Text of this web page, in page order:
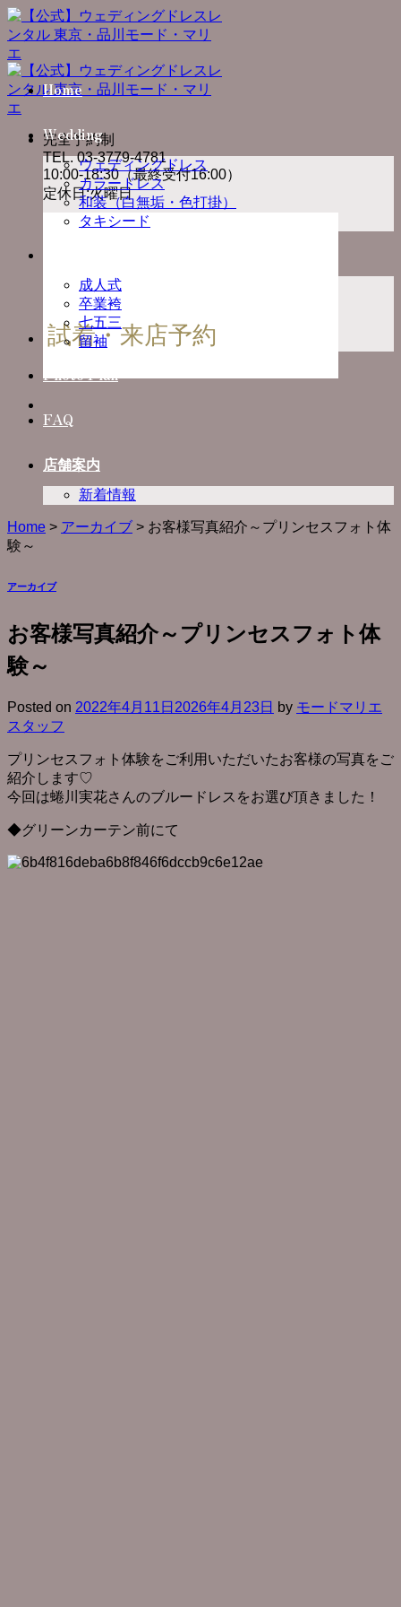
Skip
to
content
完全予約制
TEL. 03-3779-4781
10:00-18:30（最終受付16:00）
定休日:火曜日
試着・来店予約
Home
Wedding
ウェディングドレス
カラードレス
和装（白無垢・色打掛）
タキシード
成人式
卒業袴
七五三
留袖
Photo Plan
FAQ
店舗案内
新着情報
Home > アーカイブ > お客様写真紹介～プリンセスフォト体
験～
アーカイブ
お客様写真紹介～プリンセスフォト体
験～
Posted on 2022年4月11日 2026年4月23日 by モードマリエ
スタッフ
プリンセスフォト体験をご利用いただいたお客様の写真をご
紹介します♡
今回は蜷川実花さんのブルードレスをお選び頂きました！
◆グリーンカーテン前にて